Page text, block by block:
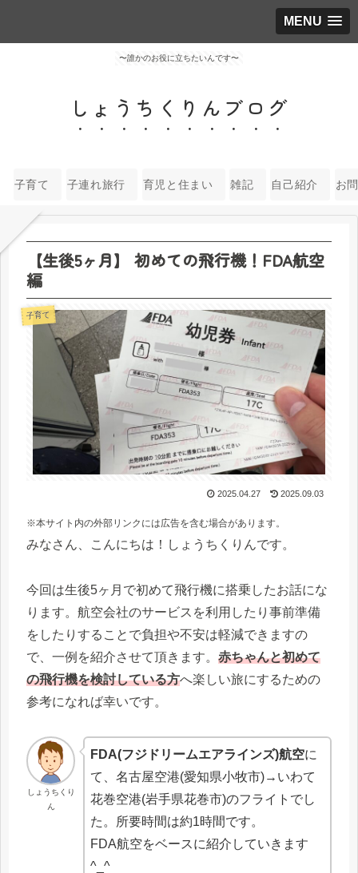
MENU
〜誰かのお役に立ちたいんです〜
しょうちくりんブログ
子育て 子連れ旅行 育児と住まい 雑記 自己紹介 お
【生後5ヶ月】 初めての飛行機！FDA航空
編
子育て
2025.04.27 2025.09.03
※本サイト内の外部リンクには広告を含む場合があります。
みなさん、こんにちは！しょうちくりんです。
今回は生後5ヶ月で初めて飛行機に搭乗したお話にな
ります。航空会社のサービスを利用したり事前準備
をしたりすることで負担や不安は軽減できますの
で、一例を紹介させて頂きます。 赤ちゃんと初めて
の飛行機を検討している方へ楽しい旅にするための
参考になれば幸いです。
しょうちくり
ん
FDA(フジドリームエアラインズ)航空に
て、名古屋空港(愛知県小牧市)→いわて
花巻空港(岩手県花巻市)のフライトでし
た。所要時間は約1時間です。
FDA航空をベースに紹介していきます
^_^